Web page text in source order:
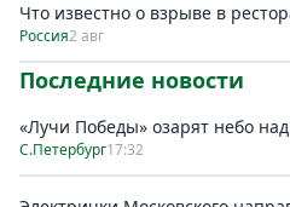
Что известно о взрыве в
Россия2 авг
Последние новости
«Лучи Победы» озарят небо
С.Петербург17:32